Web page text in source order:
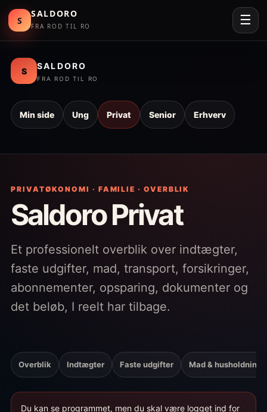
S
SALDORO
FRA ROD TIL RO ☰
content
S
SALDORO
FRA ROD TIL RO
Min side Ung Privat Senior Erhverv
PRIVATØKONOMI · FAMILIE · OVERBLIK
Saldoro Privat
Et professionelt overblik over indtægter,
faste udgifter, mad, transport, forsikringer,
abonnementer, opsparing, dokumenter og
det beløb, I reelt har tilbage.
Overblik Indtægter Faste udgifter Mad & husholdning
Du kan se programmet, men du skal være logget ind for